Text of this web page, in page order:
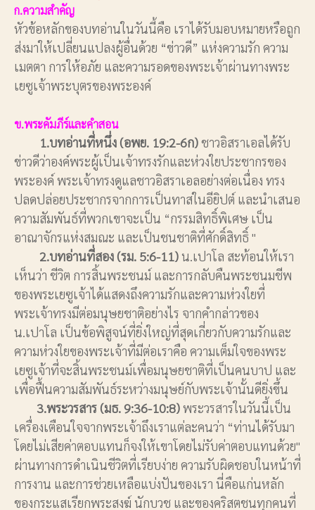
ก.ความสำคัญ
หัวข้อหลักของบทอ่านในวันนี้คือ เราได้รับมอบหมายหรือถูก
ส่งมาให้เปลี่ยนแปลงผู้อื่นด้วย “ข่าวดี” แห่งความรัก ความ
เมตตา การให้อภัย และความรอดของพระเจ้าผ่านทางพระ
เยซูเจ้าพระบุตรของพระองค์
ข.พระคัมภีร์และคำสอน
1.บทอ่านที่หนึ่ง (อพย. 19:2-6ก) ชาวอิสราเอลได้รับ
ข่าวดีว่าองค์พระผู้เป็นเจ้าทรงรักและห่วงใยประชากรของ
พระองค์ พระเจ้าทรงดูแลชาวอิสราเอลอย่างต่อเนื่อง ทรง
ปลดปล่อยประชากรจากการเป็นทาสในอียิปต์ และนำเสนอ
ความสัมพันธ์ที่พวกเขาจะเป็น “กรรมสิทธิ์พิเศษ เป็น
อาณาจักรแห่งสมณะ และเป็นชนชาติที่ศักดิ์สิทธิ์ "
2.บทอ่านที่สอง (รม. 5:6-11)น.เปาโล สะท้อนให้เรา
เห็นว่า ชีวิต การสิ้นพระชนม์ และการกลับคืนพระชนมชีพ
ของพระเยซูเจ้าได้แสดงถึงความรักและความห่วงใยที่
พระเจ้าทรงมีต่อมนุษยชาติอย่างไร จากคำกล่าวของ
น.เปาโล เป็นข้อพิสูจน์ที่ยิ่งใหญ่ที่สุดเกี่ยวกับความรักและ
ความห่วงใยของพระเจ้าที่มีต่อเราคือ ความเต็มใจของพระ
เยซูเจ้าที่จะสิ้นพระชนม์เพื่อมนุษยชาติที่เป็นคนบาป และ
เพื่อฟื้นความสัมพันธ์ระหว่างมนุษย์กับพระเจ้านั้นดียิ่งขึ้น
3.พระวรสาร (มธ. 9:36-10:8) พระวรสารในวันนี้เป็น
เครื่องเตือนใจจากพระเจ้าถึงเราแต่ละคนว่า “ท่านได้รับมา
โดยไม่เสียค่าตอบแทนก็จงให้เขาโดยไม่รับค่าตอบแทนด้วย"
ผ่านทางการดำเนินชีวิตที่เรียบง่าย ความรับผิดชอบในหน้าที่
การงาน และการช่วยเหลือแบ่งปันของเรา นี่คือแก่นหลัก
ของกระแสเรียกพระสงฆ์ นักบวช และของคริสตชนทุกคนที่